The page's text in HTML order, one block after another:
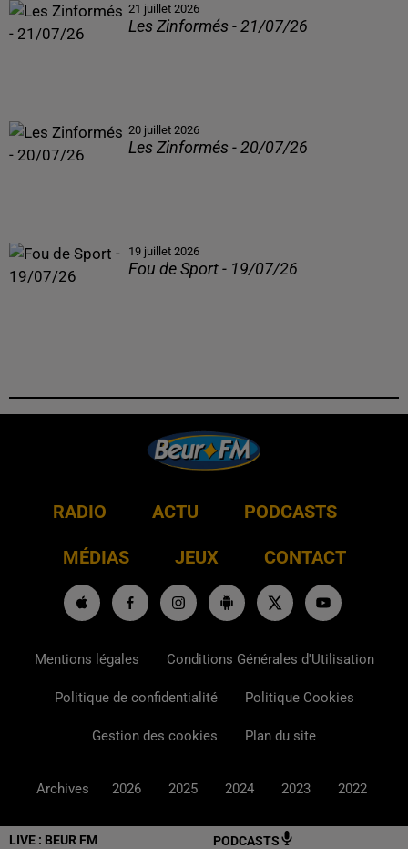
LIVE : BEUR FM PODCASTS
21 juillet 2026
Les Zinformés - 21/07/26
20 juillet 2026
Les Zinformés - 20/07/26
19 juillet 2026
Fou de Sport - 19/07/26
RADIO ACTU PODCASTS
MÉDIAS JEUX CONTACT
Mentions légales Conditions Générales d'Utilisation
Politique de confidentialité Politique Cookies
Gestion des cookies Plan du site
Archives 2026 2025 2024 2023 2022